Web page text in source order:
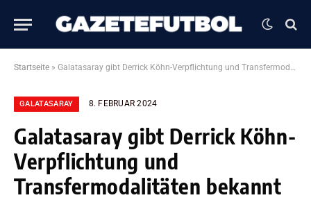
Startseite » Galatasaray gibt Derrick Köhn-Verpflichtung und Transfermodalitäten bekannt
GALATASARAY 8. FEBRUAR 2024
Galatasaray gibt Derrick Köhn-
Verpflichtung und
Transfermodalitäten bekannt